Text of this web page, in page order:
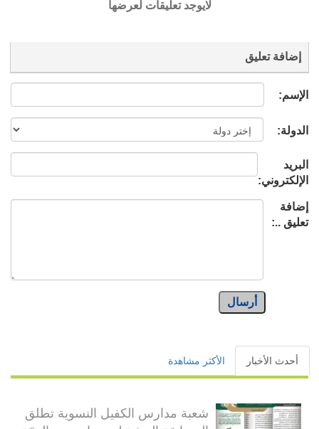
لايوجد تعليقات لعرضها
إضافة تعليق
الإسم:
الدولة:
البريد
الإلكتروني:
إضافة
تعليق ..:
أرسال
أحدث الأخبار الأكثر مشاهدة
شعبة مدارس الكفيل النسوية تطلق